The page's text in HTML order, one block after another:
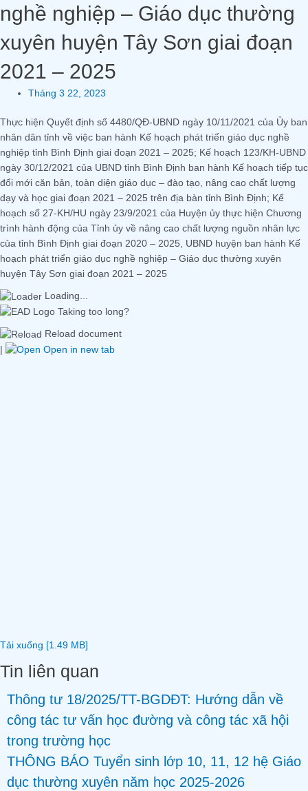
nghề nghiệp – Giáo dục thường
xuyên huyện Tây Sơn giai đoạn
2021 – 2025
Tháng 3 22, 2023
Thực hiện Quyết định số 4480/QĐ-UBND ngày 10/11/2021 của Ủy ban
nhân dân tỉnh về việc ban hành Kế hoạch phát triển giáo dục nghề
nghiệp tỉnh Bình Định giai đoạn 2021 – 2025; Kế hoạch 123/KH-UBND
ngày 30/12/2021 của UBND tỉnh Bình Định ban hành Kế hoạch tiếp tục
đổi mới căn bản, toàn diện giáo dục – đào tạo, nâng cao chất lượng
dạy và học giai đoạn 2021 – 2025 trên địa bàn tỉnh Bình Định; Kế
hoạch số 27-KH/HU ngày 23/9/2021 của Huyện ủy thực hiện Chương
trình hành động của Tỉnh ủy về nâng cao chất lượng nguồn nhân lực
của tỉnh Bình Định giai đoạn 2020 – 2025, UBND huyện ban hành Kế
hoạch phát triển giáo dục nghề nghiệp – Giáo dục thường xuyên
huyện Tây Sơn giai đoạn 2021 – 2025
Loading...
Taking too long?
Reload document
|
Open in new tab
Tải xuống [1.49 MB]
Tin liên quan
Thông tư 18/2025/TT-BGDĐT: Hướng dẫn về
công tác tư vấn học đường và công tác xã hội
trong trường học
THÔNG BÁO Tuyển sinh lớp 10, 11, 12 hệ Giáo
dục thường xuyên năm học 2025-2026